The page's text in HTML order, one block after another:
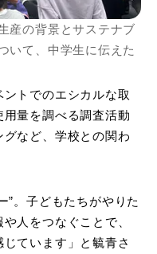
産の背景とサステナブ
いて、中学生に伝えた
トでのエシカルな取
量を調べる調査活動
など、学校との関わ
”。子どもたちがやりた
人をつなぐことで、
じています」と毓青さ